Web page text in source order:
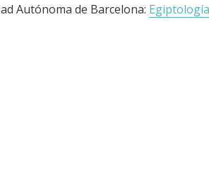
Autónoma de Barcelona: